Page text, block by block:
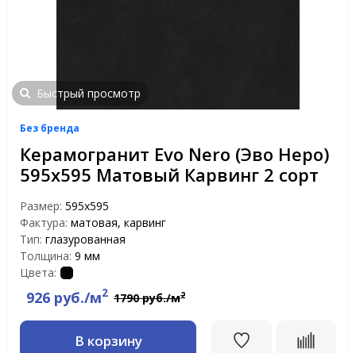
Быстрый просмотр
Без бренда
Керамогранит Evo Nero (Эво Неро)
595x595 Матовый Карвинг 2 сорт
Размер: 595x595
Фактура: матовая, карвинг
Тип: глазурованная
Толщина: 9 мм
Цвета:
926 руб./м2 1790 руб./м2
В корзину